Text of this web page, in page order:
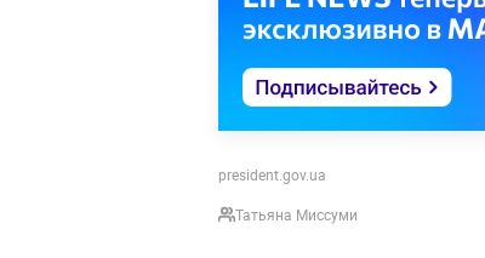
president.gov.ua
Татьяна Миссуми